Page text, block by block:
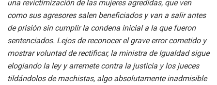
una revictimización de las mujeres agredidas, que ven
como sus agresores salen beneficiados y van a salir antes
de prisión sin cumplir la condena inicial a la que fueron
sentenciados. Lejos de reconocer el grave error cometido y
mostrar voluntad de rectificar, la ministra de Igualdad sigue
elogiando la ley y arremete contra la justicia y los jueces
tildándolos de machistas, algo absolutamente inadmisible